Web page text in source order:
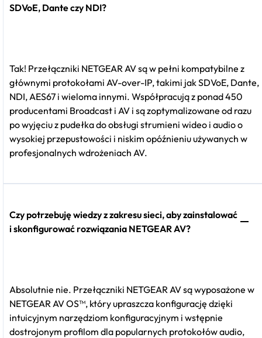
SDVoE, Dante czy NDI?
Tak! Przełączniki NETGEAR AV są w pełni kompatybilne z
głównymi protokołami AV-over-IP, takimi jak SDVoE, Dante,
NDI, AES67 i wieloma innymi. Współpracują z ponad 450
producentami Broadcast i AV i są zoptymalizowane od razu
po wyjęciu z pudełka do obsługi strumieni wideo i audio o
wysokiej przepustowości i niskim opóźnieniu używanych w
profesjonalnych wdrożeniach AV.
Czy potrzebuję wiedzy z zakresu sieci, aby zainstalować
i skonfigurować rozwiązania NETGEAR AV?
Absolutnie nie. Przełączniki NETGEAR AV są wyposażone w
NETGEAR AV OS™, który upraszcza konfigurację dzięki
intuicyjnym narzędziom konfiguracyjnym i wstępnie
dostrojonym profilom dla popularnych protokołów audio,